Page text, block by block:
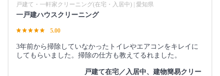
戸建て・一軒家クリーニング(在宅・入居中) | 愛知県
一戸建ハウスクリーニング
5.00
3年前から掃除していなかったトイレやエアコンをキレイに
してもらいました。掃除の仕方も教えてるれました。
戸建て在宅／入居中、建物簡易クリー